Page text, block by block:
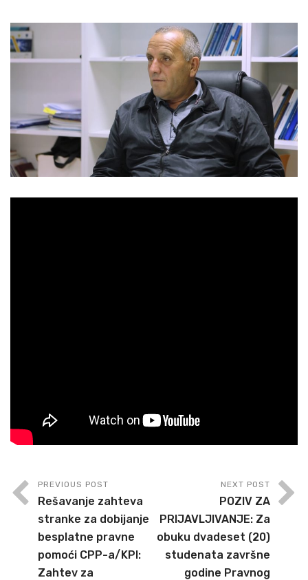
PREVIOUS POST
Rešavanje zahteva
stranke za dobijanje
besplatne pravne
pomoći CPP-a/KPI:
Zahtev za
NEXT POST
POZIV ZA
PRIJAVLJIVANJE: Za
obuku dvadeset (20)
studenata završne
godine Pravnog